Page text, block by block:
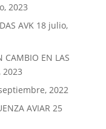
2023
AVK 18 julio,
CAMBIO EN LAS
2023
2022
AVIAR 25